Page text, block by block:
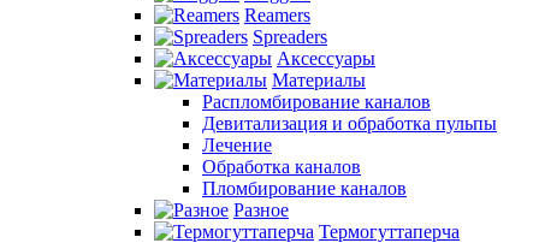
Reamers
Spreaders
Аксессуары
Материалы
Распломбирование каналов
Девитализация и обработка пульпы
Лечение
Обработка каналов
Пломбирование каналов
Разное
Термогуттаперча